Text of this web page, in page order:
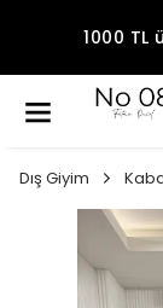
1000
Dış Giyim